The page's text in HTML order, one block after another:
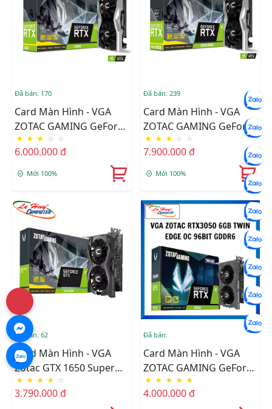
Đã bán: 170
Card Màn Hình - VGA
ZOTAC GAMING GeForce
RTX 2060 6G Twin Fan
★ ★ ★ ☆ ☆
6.000.000 đ
Mới 100%
Đã bán: 239
Card Màn Hình - VGA
ZOTAC GAMING GeForce
RTX 2060 SUPER MINI
★ ★ ★ ☆ ☆
7.900.000 đ
Mới 100%
Đã bán: 62
Card Màn Hình - VGA
Zotac GTX 1650 Super
4G GDDR6 Gaming Twin
Fan (ZT-16510F-10L)
★ ★ ★ ★ ☆
3.790.000 đ
Đã bán:
Card Màn Hình - VGA
ZOTAC GAMING GeForce
RTX3050 6GB TWIN
EDGE OC 96BIT GDDR6
★ ★ ★ ★ ★
4.000.000 đ